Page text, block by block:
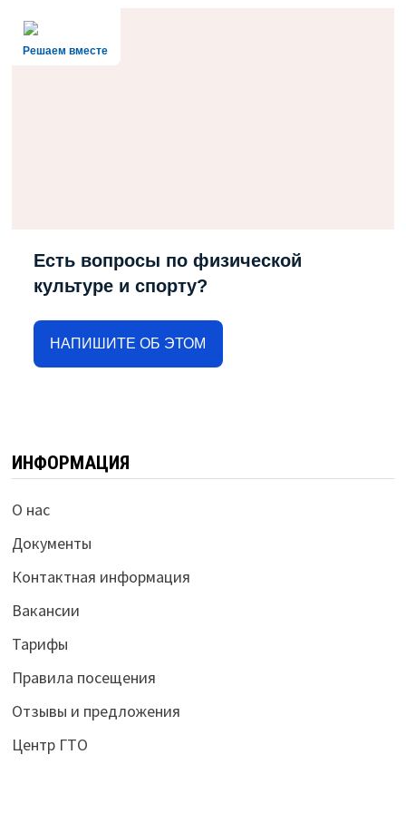
Решаем вместе
Есть вопросы по физической
культуре и спорту?
НАПИШИТЕ ОБ ЭТОМ
ИНФОРМАЦИЯ
О нас
Документы
Контактная информация
Вакансии
Тарифы
Правила посещения
Отзывы и предложения
Центр ГТО